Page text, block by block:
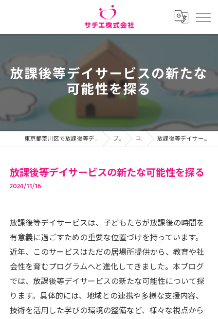
放課後等デイサービスの新たな
可能性を探る
東京都荒川区で放課後等デイサービスの求人ならサチエ株式会社 ブログ コラム 放課後等デイサービスの新たな可能性を探る
放課後等デイサービスの新たな可能性を探る
2024/11/16
放課後等デイサービスは、子どもたちが放課後の時間を
有意義に過ごすための重要な位置づけを持っています。
近年、このサービスはただの居場所提供から、教育や社
会性を育むプログラムへと進化してきました。本ブログ
では、放課後等デイサービスの新たな可能性について探
ります。具体的には、地域との連携や多様な支援内容、
技術を活用した学びの環境の整備など、様々な視点から